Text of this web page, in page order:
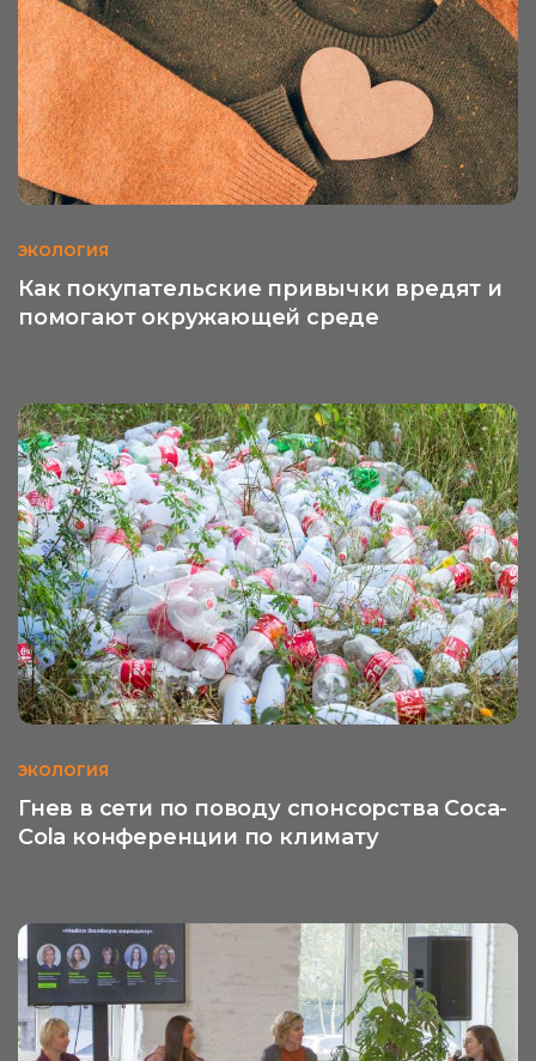
ЭКОЛОГИЯ
Как покупательские привычки вредят и
помогают окружающей среде
ЭКОЛОГИЯ
Гнев в сети по поводу спонсорства Coca-
Cola конференции по климату